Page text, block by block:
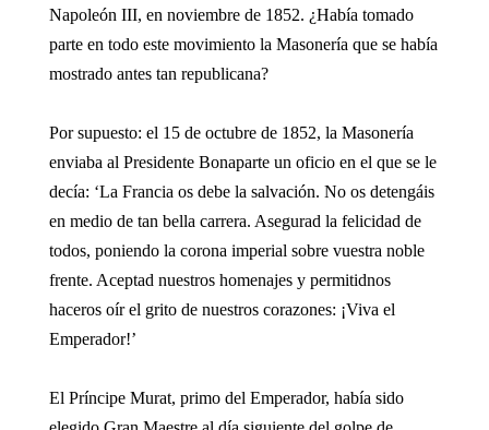
Napoleón III, en noviembre de 1852. ¿Había tomado
parte en todo este movimiento la Masonería que se había
mostrado antes tan republicana?
Por supuesto: el 15 de octubre de 1852, la Masonería
enviaba al Presidente Bonaparte un oficio en el que se le
decía: ‘La Francia os debe la salvación. No os detengáis
en medio de tan bella carrera. Asegurad la felicidad de
todos, poniendo la corona imperial sobre vuestra noble
frente. Aceptad nuestros homenajes y permitidnos
haceros oír el grito de nuestros corazones: ¡Viva el
Emperador!’
El Príncipe Murat, primo del Emperador, había sido